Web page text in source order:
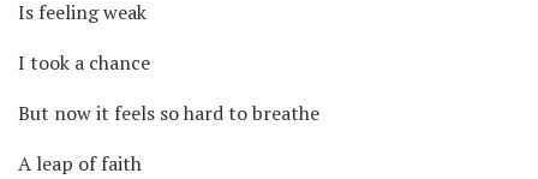
Is feeling weak
I took a chance
But now it feels so hard to breathe
A leap of faith